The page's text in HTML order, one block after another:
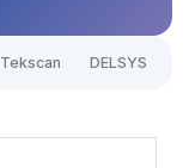
Tekscan DELSYS